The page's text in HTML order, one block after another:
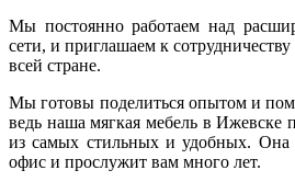
Мы постоянно работаем над
сети, и приглашаем к
всей стране.
Мы готовы поделиться опытом и
ведь наша мягкая мебель в Ижевске
из самых стильных и удобных.
офис и прослужит вам много лет.